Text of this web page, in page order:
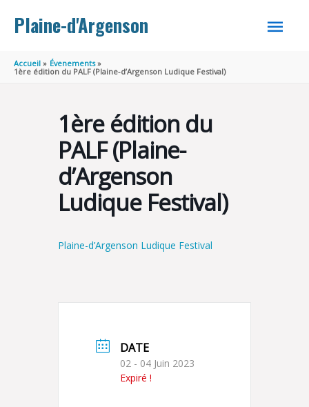
Plaine-d'Argenson
MENU
Accueil
Évenements
1ère édition du PALF (Plaine-d’Argenson Ludique Festival)
1ère édition du
PALF (Plaine-
d’Argenson
Ludique Festival)
Plaine-d’Argenson Ludique Festival
DATE
02 - 04 Juin 2023
Expiré !